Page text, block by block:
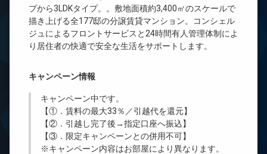
プから3LDKタイプ。。敷地面積約3,400㎡のスケールで
描き上げる全177邸の分譲賃貸マンション。コンシェル
ジュによるフロントサービスと24時間有人管理体制によ
り居住者の快適で安全な生活をサポートします。
キャンペーン情報
キャンペーン中です。
【①．賃料の最大33％／引越代を還元】
【②．引越し完了後→指定口座へ振込】
【③．限定キャンペーンとの併用不可】
※キャンペーン内容はお部屋により異なります。